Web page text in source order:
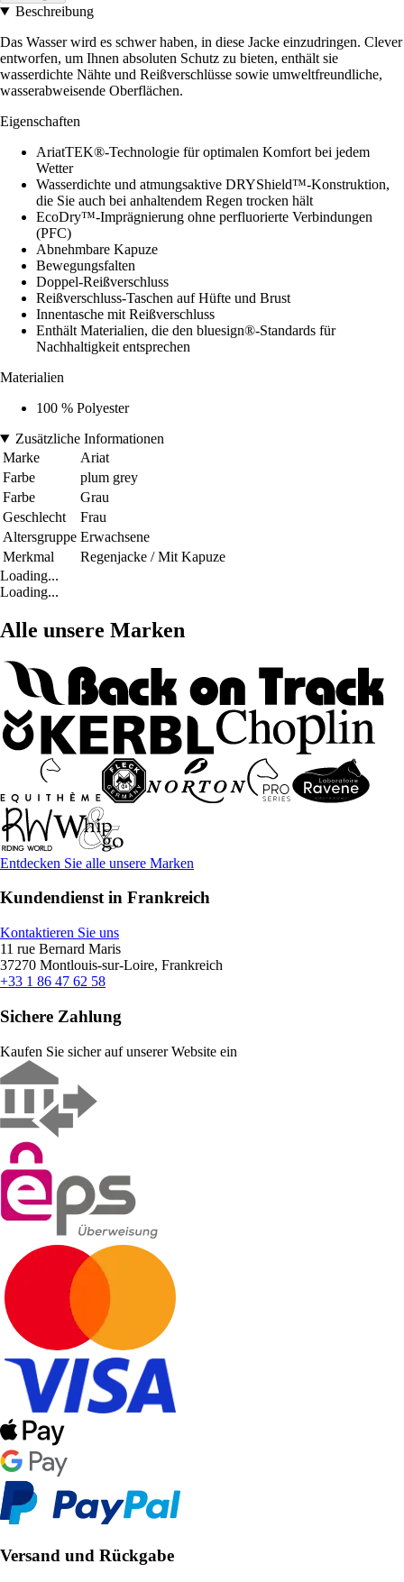
Beschreibung
Das Wasser wird es schwer haben, in diese Jacke einzudringen. Clever
entworfen, um Ihnen absoluten Schutz zu bieten, enthält sie
wasserdichte Nähte und Reißverschlüsse sowie umweltfreundliche,
wasserabweisende Oberflächen.
Eigenschaften
AriatTEK®-Technologie für optimalen Komfort bei jedem
Wetter
Wasserdichte und atmungsaktive DRYShield™-Konstruktion,
die Sie auch bei anhaltendem Regen trocken hält
EcoDry™-Imprägnierung ohne perfluorierte Verbindungen
(PFC)
Abnehmbare Kapuze
Bewegungsfalten
Doppel-Reißverschluss
Reißverschluss-Taschen auf Hüfte und Brust
Innentasche mit Reißverschluss
Enthält Materialien, die den bluesign®-Standards für
Nachhaltigkeit entsprechen
Materialien
100 % Polyester
Zusätzliche Informationen
Marke
Ariat
Farbe
plum grey
Farbe
Grau
Geschlecht
Frau
Altersgruppe Erwachsene
Merkmal
Regenjacke / Mit Kapuze
Loading...
Loading...
Alle unsere Marken
Entdecken Sie alle unsere Marken
Kundendienst in Frankreich
Kontaktieren Sie uns
11 rue Bernard Maris
37270 Montlouis-sur-Loire, Frankreich
+33 1 86 47 62 58
Sichere Zahlung
Kaufen Sie sicher auf unserer Website ein
Versand und Rückgabe